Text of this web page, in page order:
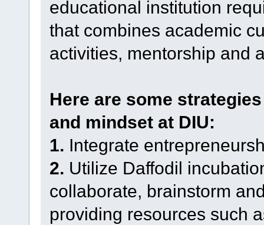
educational institution
that combines academic
activities, mentorship and
Here are some
and mindset at DIU:
1. Integrate
2. Utilize Daffodil
collaborate, brainstorm
providing resources such